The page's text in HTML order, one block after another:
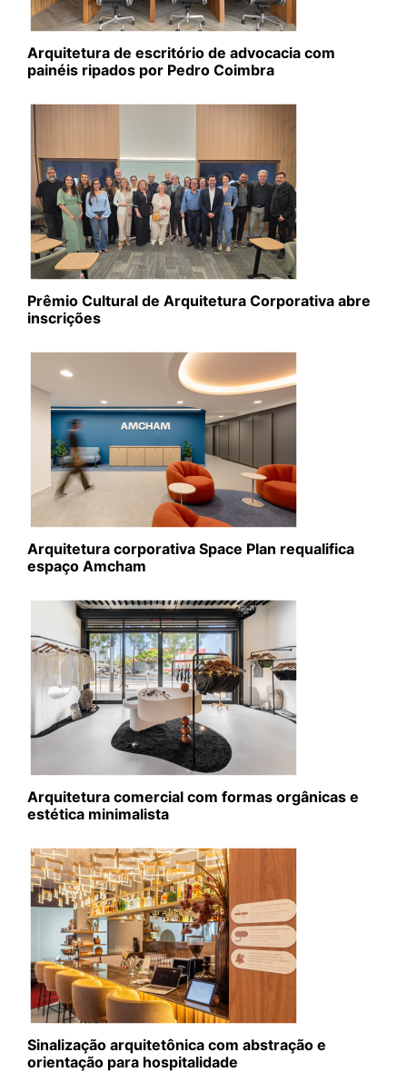
Arquitetura de escritório de advocacia com
painéis ripados por Pedro Coimbra
Prêmio Cultural de Arquitetura Corporativa abre
inscrições
Arquitetura corporativa Space Plan requalifica
espaço Amcham
Arquitetura comercial com formas orgânicas e
estética minimalista
Sinalização arquitetônica com abstração e
orientação para hospitalidade